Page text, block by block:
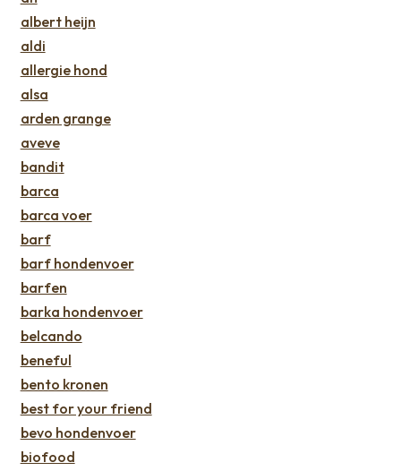
albert heijn
aldi
allergie hond
alsa
arden grange
aveve
bandit
barca
barca voer
barf
barf hondenvoer
barfen
barka hondenvoer
belcando
beneful
bento kronen
best for your friend
bevo hondenvoer
biofood